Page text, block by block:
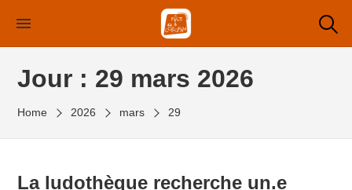
content
Jour : 29 mars 2026
Home 2026 mars 29
La ludothèque recherche un.e